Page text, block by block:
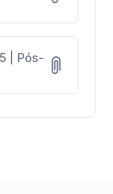
| Pós-